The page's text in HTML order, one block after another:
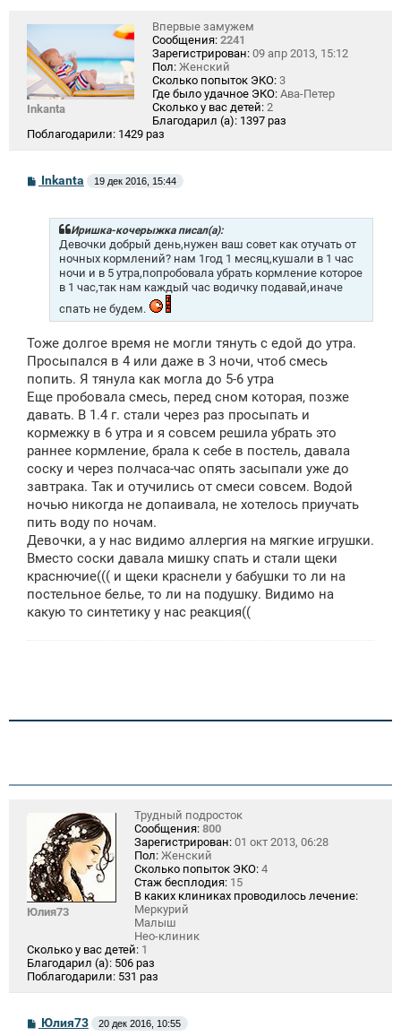
Inkanta
Впервые замужем
Сообщения: 2241
Зарегистрирован: 09 апр 2013, 15:12
Пол: Женский
Сколько попыток ЭКО: 3
Где было удачное ЭКО: Ава-Петер
Сколько у вас детей: 2
Благодарил (а): 1397 раз
Поблагодарили: 1429 раз
СInkanta 19 дек 2016, 15:44
Иришка-кочерыжка писал(а):
Девочки добрый день,нужен ваш совет как отучать от
ночных кормлений? нам 1год 1 месяц,кушали в 1 час
ночи и в 5 утра,попробовала убрать кормление которое
в 1 час,так нам каждый час водичку подавай,иначе
спать не будем.
Тоже долгое время не могли тянуть с едой до утра.
Просыпался в 4 или даже в 3 ночи, чтоб смесь
попить. Я тянула как могла до 5-6 утра
Еще пробовала смесь, перед сном которая, позже
давать. В 1.4 г. стали через раз просыпать и
кормежку в 6 утра и я совсем решила убрать это
раннее кормление, брала к себе в постель, давала
соску и через полчаса-час опять засыпали уже до
завтрака. Так и отучились от смеси совсем. Водой
ночью никогда не допаивала, не хотелось приучать
пить воду по ночам.
Девочки, а у нас видимо аллергия на мягкие игрушки.
Вместо соски давала мишку спать и стали щеки
краснючие((( и щеки краснели у бабушки то ли на
постельное белье, то ли на подушку. Видимо на
какую то синтетику у нас реакция((
Юлия73
Трудный подросток
Сообщения: 800
Зарегистрирован: 01 окт 2013, 06:28
Пол: Женский
Сколько попыток ЭКО: 4
Стаж бесплодия: 15
В каких клиниках проводилось лечение:
Меркурий
Малыш
Нео-клиник
Сколько у вас детей: 1
Благодарил (а): 506 раз
Поблагодарили: 531 раз
СЮлия73 20 дек 2016, 10:55